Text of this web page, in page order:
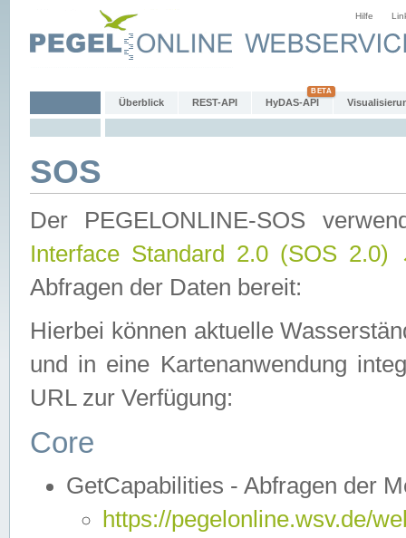
Hilfe
Überblick REST-API HyDAS-API
SOS
Der PEGELONLINE-SOS
Interface Standard 2.0 (SOS 2.0)
Abfragen der Daten bereit:
Hierbei können aktuelle
und in eine Kartenanwendung
URL zur Verfügung:
Core
GetCapabilities - Abfragen der
https://pegelonline.wsv.de/